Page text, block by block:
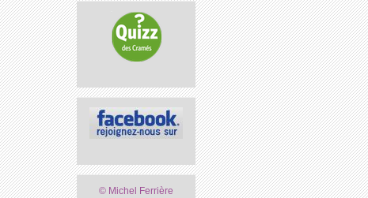
© Michel Ferrière